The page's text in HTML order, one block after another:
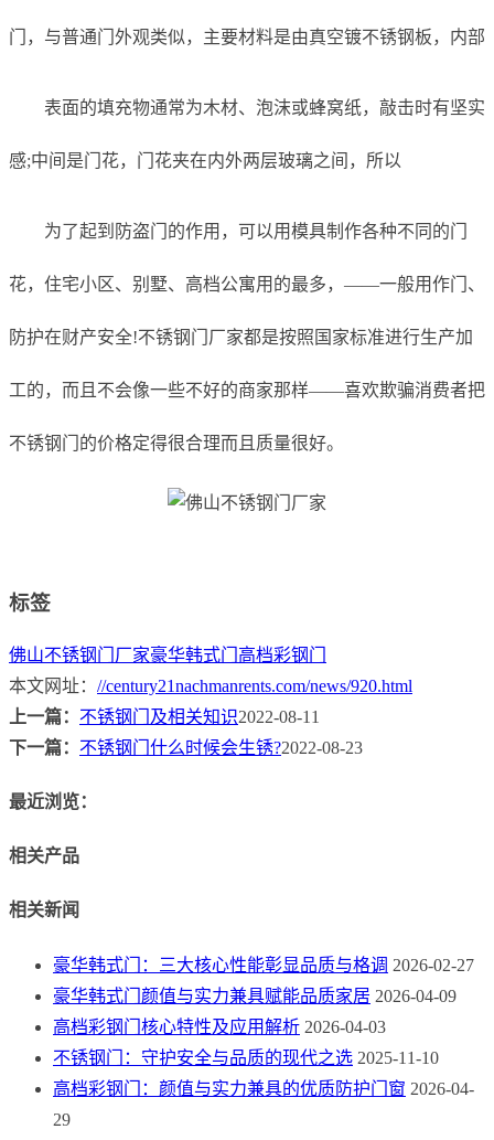
门，与普通门外观类似，主要材料是由真空镀不锈钢板，内部
表面的填充物通常为木材、泡沫或蜂窝纸，敲击时有坚实
感;中间是门花，门花夹在内外两层玻璃之间，所以
为了起到防盗门的作用，可以用模具制作各种不同的门
花，住宅小区、别墅、高档公寓用的最多，——一般用作门、
防护在财产安全!不锈钢门厂家都是按照国家标准进行生产加
工的，而且不会像一些不好的商家那样——喜欢欺骗消费者把
不锈钢门的价格定得很合理而且质量很好。
标签
佛山不锈钢门厂家豪华韩式门 高档彩钢门
本文网址： //century21nachmanrents.com/news/920.html
上一篇： 不锈钢门及相关知识2022-08-11
下一篇： 不锈钢门什么时候会生锈?2022-08-23
最近浏览：
相关产品
相关新闻
豪华韩式门：三大核心性能彰显品质与格调 2026-02-27
豪华韩式门颜值与实力兼具赋能品质家居 2026-04-09
高档彩钢门核心特性及应用解析 2026-04-03
不锈钢门：守护安全与品质的现代之选 2025-11-10
高档彩钢门：颜值与实力兼具的优质防护门窗 2026-04-
29